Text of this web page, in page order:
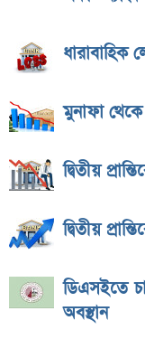
ধারাবাহিক
মুনাফা
দ্বিতীয়
দ্বিতীয়
ডিএসইতে
অবস্থান